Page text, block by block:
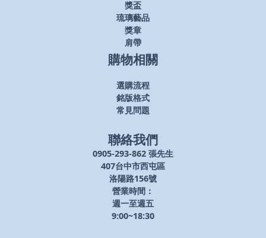
獎盃
琉璃藝品
獎章
肩帶
購物相關
選購流程
銘版格式
常見問題
聯絡我們
0905-293-862 張先生
407台中市西屯區
洛陽路156號
營業時間：
週一至週五
9:00~18:30